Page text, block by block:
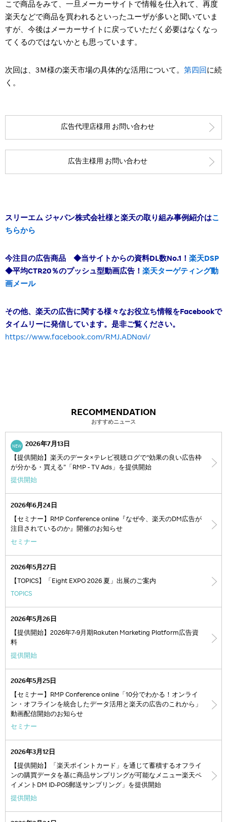
こで商品をみて、一旦メーカーサイトで情報を仕入れて、再度
楽天などで商品を買われるといったユーザが多いと聞いていま
すが、今後はメーカーサイトに戻っていただく必要はなくなっ
てくるのではないかとも思っています。
次回は、3Ｍ様の楽天市場の具体的な活用について。 第四回 に続
く。
広告代理店様用 お問い合わせ
広告主様用 お問い合わせ
スリーエム ジャパン株式会社様と楽天の取り組み事例紹介はこ
ちらから
今注目の広告商品 ◆当サイトからの資料DL数No.1！ 楽天DSP
◆平均CTR20％のプッシュ型動画広告！ 楽天ターゲティング動
画メール
その他、楽天の広告に関する様々なお役立ち情報をFacebookで
タイムリーに発信しています。是非ご覧ください。
https://www.facebook.com/RMJ.ADNavi/
RECOMMENDATION
おすすめニュース
NEW 2026年7月13日
【提供開始】楽天のデータ×テレビ視聴ログで“効果の良い広告枠
が分かる・買える”「RMP - TV Ads」を提供開始
提供開始
2026年6月24日
【セミナー】RMP Conference online『なぜ今、楽天のDM広告が
注目されているのか』開催のお知らせ
セミナー
2026年5月27日
【TOPICS】「Eight EXPO 2026 夏」出展のご案内
TOPICS
2026年5月26日
【提供開始】2026年7-9月期Rakuten Marketing Platform広告資
料
提供開始
2026年5月25日
【セミナー】RMP Conference online「10分でわかる！オンライ
ン・オフラインを統合したデータ活用と楽天の広告のこれから」
動画配信開始のお知らせ
セミナー
2026年3月12日
【提供開始】「楽天ポイントカード」を通じて蓄積するオフライ
ンの購買データを基に商品サンプリングが可能なメニュー楽天ペ
イメントDM ID-POS郵送サンプリング」を提供開始
提供開始